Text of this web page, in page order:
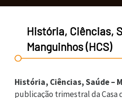
História, Ciências,
Manguinhos (HCS)
História, Ciências, Saúde –
publicação trimestral da Casa